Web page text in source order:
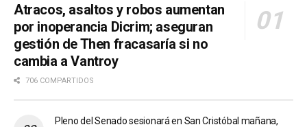
Atracos, asaltos y robos aumentan
por inoperancia Dicrim; aseguran
gestión de Then fracasaría si no
cambia a Vantroy
706 COMPARTIDOS
Pleno del Senado sesionará en San Cristóbal mañana,